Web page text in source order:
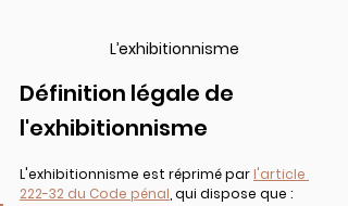
L’exhibitionnisme
Définition légale de
l'exhibitionnisme
L'exhibitionnisme est réprimé par l'article
222-32 du Code pénal , qui dispose que :